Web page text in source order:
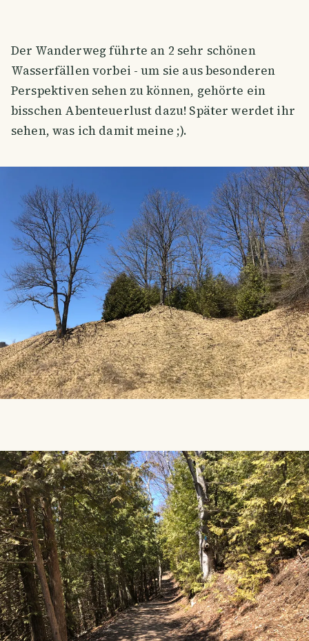
Der Wanderweg führte an 2 sehr schönen
Wasserfällen vorbei - um sie aus besonderen
Perspektiven sehen zu können, gehörte ein
bisschen Abenteuerlust dazu! Später werdet ihr
sehen, was ich damit meine ;).